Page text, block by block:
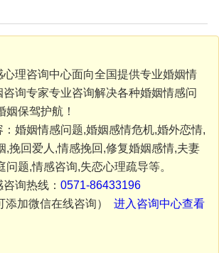
理咨询中心面向全国提供专业婚姻情
询专家专业咨询解决各种婚姻情感问
姻保驾护航！
婚姻情感问题,婚姻感情危机,婚外恋情,
,挽回爱人,情感挽回,修复婚姻感情,夫妻
问题,情感咨询,失恋心理疏导等。
询热线： 0571-86433196
添加微信在线咨询） 进入咨询中心查看